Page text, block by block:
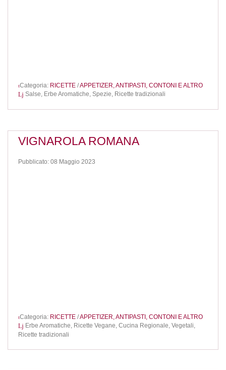
Categoria: RICETTE /APPETIZER, ANTIPASTI, CONTONI E ALTRO
Salse, Erbe Aromatiche, Spezie, Ricette tradizionali
VIGNAROLA ROMANA
Pubblicato: 08 Maggio 2023
Categoria: RICETTE /APPETIZER, ANTIPASTI, CONTONI E ALTRO
Erbe Aromatiche, Ricette Vegane, Cucina Regionale, Vegetali,
Ricette tradizionali